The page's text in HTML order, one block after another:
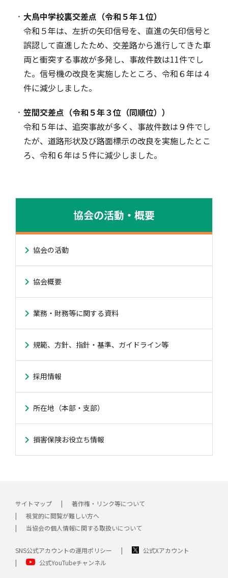
大鳥中学校裏交差点（令和５年１位）
令和５年は、左折の矢印信号を、直進の矢印信号と
誤認して直進したため、交差路から進行してきた車
両と衝突する事故が多発し、事故件数は11件でし
た。信号機の改良を実施したところ、令和６年は４
件に減少しました。
笠間交差点（令和５年３位（同順位））
令和５年は、追突事故が多く、事故件数は９件でし
たが、道路形状及び路面標示の改良を実施したとこ
ろ、令和６年は５件に減少しました。
協会の活動・概要
協会の活動
協会概要
業務・財務等に関する資料
規範、方針、指針・基準、ガイドライン等
採用情報
所在地（本部・支部）
損害保険お役立ち情報
サイトマップ
著作権・リンク等について
視覚的に閲覧が難しい方へ
当協会の個人情報に関する取扱いについて
SNS公式アカウントの運用ポリシー
公式Xアカウント
公式YouTubeチャンネル